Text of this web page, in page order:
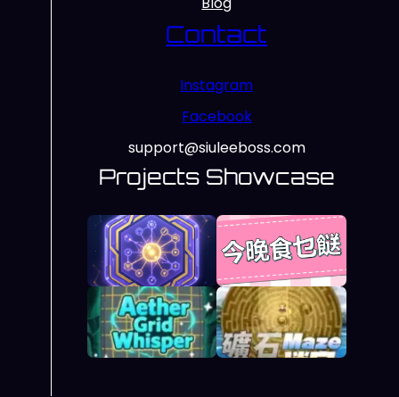
Contact
Instagram
Facebook
support@siuleeboss.com
Projects Showcase